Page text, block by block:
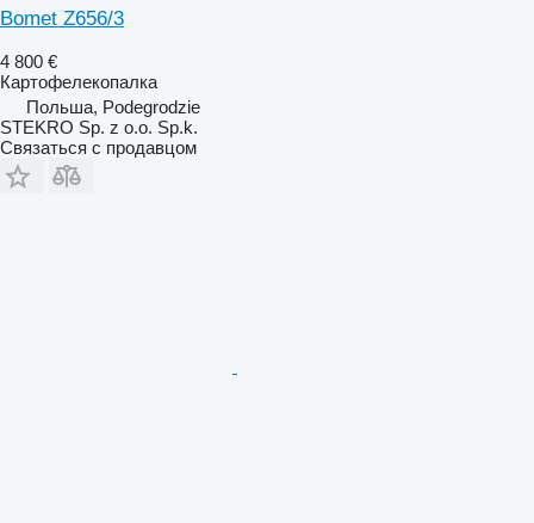
Bomet Z656/3
4 800 €
Картофелекопалка
Польша, Podegrodzie
STEKRO Sp. z o.o. Sp.k.
Связаться с продавцом